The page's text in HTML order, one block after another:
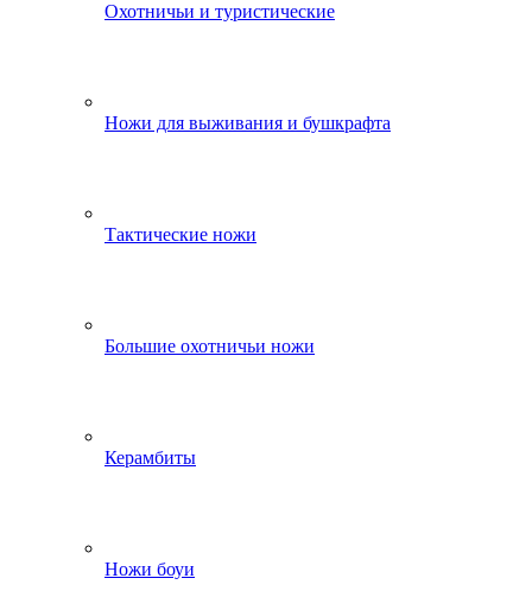
Охотничьи и туристические
Ножи для выживания и бушкрафта
Тактические ножи
Большие охотничьи ножи
Керамбиты
Ножи боуи